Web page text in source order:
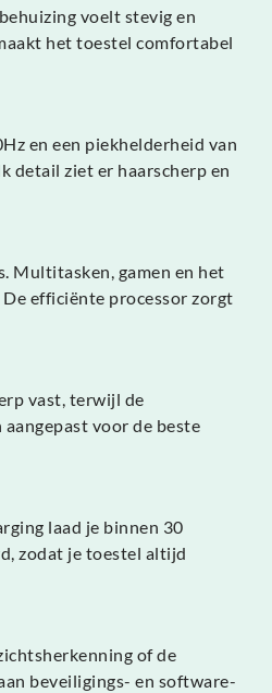
voelt stevig en
het toestel comfortabel
en een piekhelderheid van
detail ziet er haarscherp en
Multitasken, gamen en het
efficiënte processor zorgt
vast, terwijl de
voor de beste
laad je binnen 30
zodat je toestel altijd
of de
beveiligings- en software-